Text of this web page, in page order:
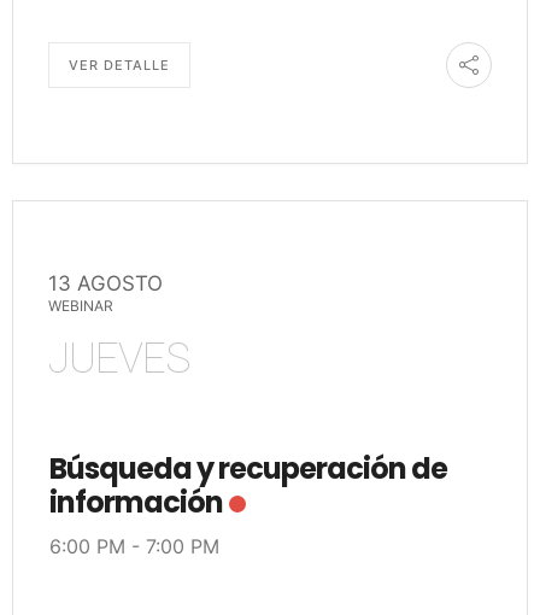
VER DETALLE
13 AGOSTO
WEBINAR
JUEVES
Búsqueda y recuperación de
información
6:00 PM - 7:00 PM